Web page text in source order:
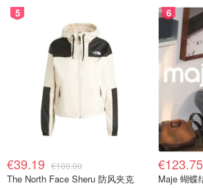
5
€39.19 €100.00
The North Face Sheru 防风夹克
6
€123.75
Maje 蝴蝶